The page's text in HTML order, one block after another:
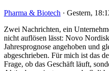
Pharma & Biotech · Gestern,
Zwei Nachrichten, ein
nicht auflösen lässt: Novo
Jahresprognose angehoben und
abgeschrieben. Für mich ist das
Frage, ob das Geschäft läuft,